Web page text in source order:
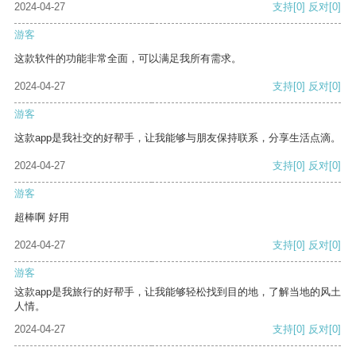
2024-04-27 支持[0] 反对[0]
游客
这款软件的功能非常全面，可以满足我所有需求。
2024-04-27 支持[0] 反对[0]
游客
这款app是我社交的好帮手，让我能够与朋友保持联系，分享生活点滴。
2024-04-27 支持[0] 反对[0]
游客
超棒啊 好用
2024-04-27 支持[0] 反对[0]
游客
这款app是我旅行的好帮手，让我能够轻松找到目的地，了解当地的风土
人情。
2024-04-27
支持[0] 反对[0]